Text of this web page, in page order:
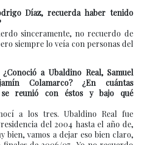
Díaz, recuerda haber tenido
sinceramente, no recuerdo de
siempre lo veía con personas del
a Ubaldino Real, Samuel
Colamarco? ¿En cuántas
se reunió con éstos y bajo qué
a los tres. Ubaldino Real fue
del 2004 hasta el año de,
bien, vamos a dejar eso bien claro,